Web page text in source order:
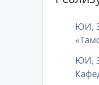
ЮИ,
ЮИ,